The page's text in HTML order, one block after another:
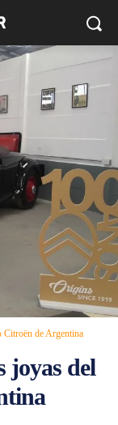
Citroën de Argentina
joyas del